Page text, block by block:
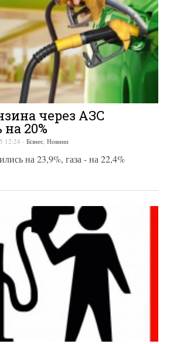
через АЗС
20%
12:24 - Бізнес Новини
на 23,9%, газа - на 22,4%